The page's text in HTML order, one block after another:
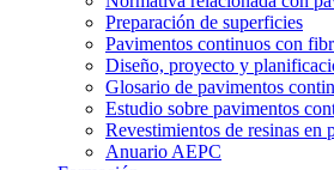
Preparación de superficies
Pavimentos continuos con
Diseño, proyecto y
Glosario de pavimentos
Estudio sobre pavimentos
Revestimientos de resinas en
Anuario AEPC